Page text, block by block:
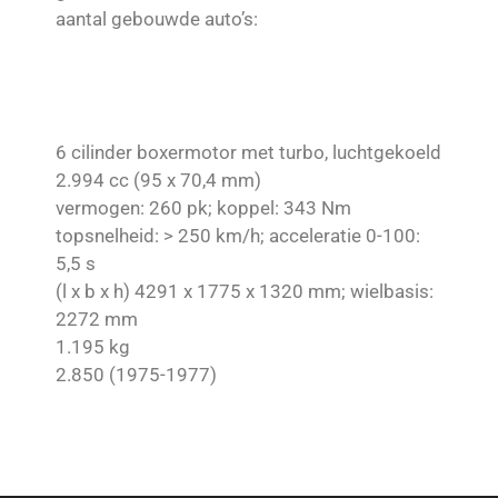
aantal gebouwde auto’s:
6 cilinder boxermotor met turbo, luchtgekoeld
2.994 cc (95 x 70,4 mm)
vermogen: 260 pk; koppel: 343 Nm
topsnelheid: > 250 km/h; acceleratie 0-100:
5,5 s
(l x b x h) 4291 x 1775 x 1320 mm; wielbasis:
2272 mm
1.195 kg
2.850 (1975-1977)